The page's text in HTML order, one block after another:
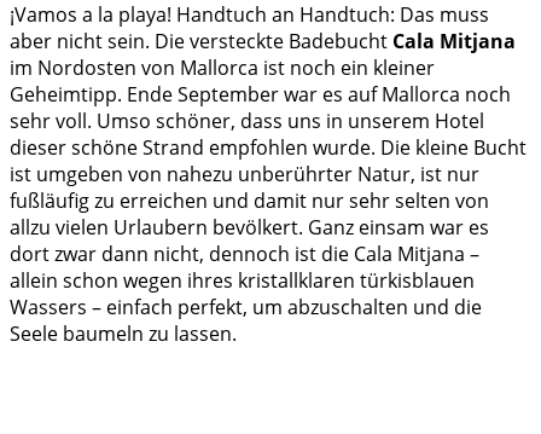
¡Vamos a la playa! Handtuch an Handtuch: Das muss
aber nicht sein. Die versteckte Badebucht Cala Mitjana
im Nordosten von Mallorca ist noch ein kleiner
Geheimtipp. Ende September war es auf Mallorca noch
sehr voll. Umso schöner, dass uns in unserem Hotel
dieser schöne Strand empfohlen wurde. Die kleine Bucht
ist umgeben von nahezu unberührter Natur, ist nur
fußläufig zu erreichen und damit nur sehr selten von
allzu vielen Urlaubern bevölkert. Ganz einsam war es
dort zwar dann nicht, dennoch ist die Cala Mitjana –
allein schon wegen ihres kristallklaren türkisblauen
Wassers – einfach perfekt, um abzuschalten und die
Seele baumeln zu lassen.